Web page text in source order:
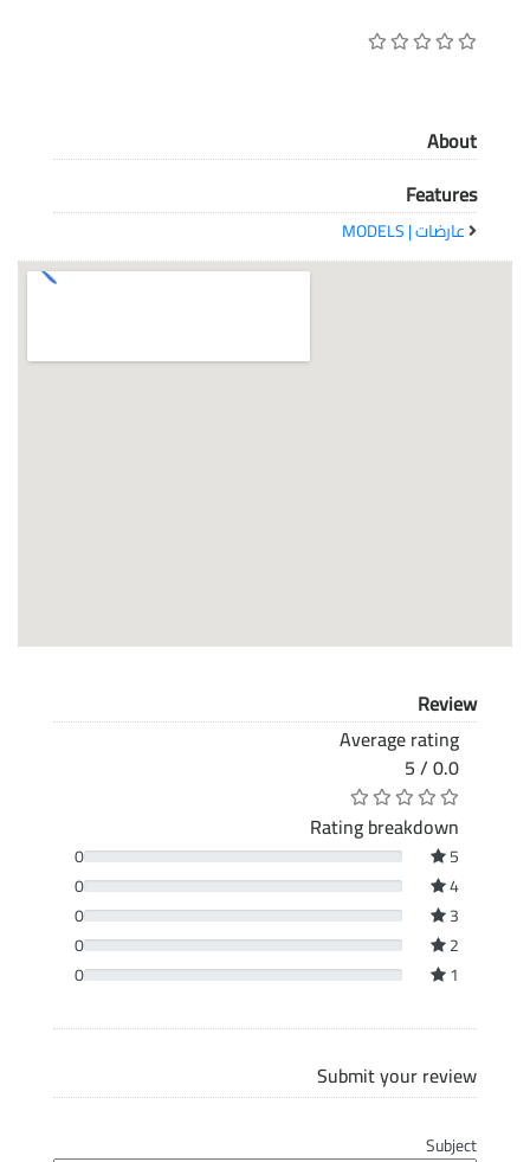
معاً نحو خلق مجتمع مبدع في عالم الأزياء
About
Features
عارضات | MODELS
Review
Average rating
0.0 / 5
Rating breakdown
5
0
4
0
3
0
2
0
1
0
Submit your review
Subject